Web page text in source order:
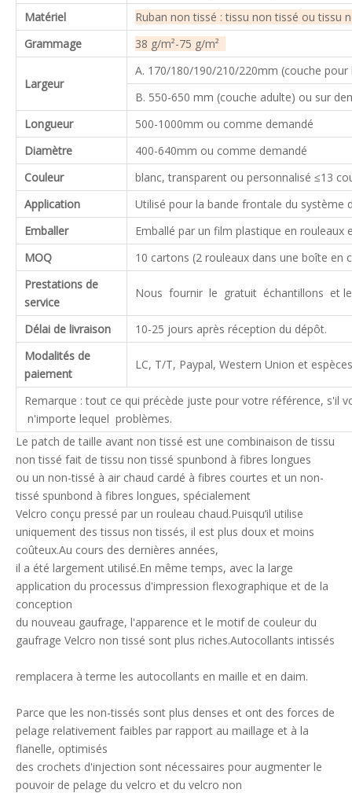
Matériel
Ruban non tissé : tissu non tissé ou tissu
Grammage
38 g/m²-75 g/m²
Largeur
A. 170/180/190/210/220mm (couche
B. 550-650 mm (couche adulte) ou sur
Longueur
500-1000mm ou comme demandé
Diamètre
400-640mm ou comme demandé
Couleur
blanc, transparent ou personnalisé ≤13
Application
Utilisé pour la bande frontale du système
Emballer
Emballé par un film plastique en
MOQ
10 cartons (2 rouleaux dans une boîte en
Prestations de
service
Nous fournir le gratuit échantillons et
Délai de livraison
10-25 jours après réception du dépôt.
Modalités de
paiement
LC, T/T, Paypal, Western Union et
Remarque : tout ce qui précède juste pour votre référence,
n'importe lequel problèmes.
Le patch de taille avant non tissé est une combinaison de tissu
non tissé fait de tissu non tissé spunbond à fibres longues
ou un non-tissé à air chaud cardé à fibres courtes et un non-
tissé spunbond à fibres longues, spécialement
Velcro conçu pressé par un rouleau chaud.Puisqu’il utilise
uniquement des tissus non tissés, il est plus doux et moins
coûteux.Au cours des dernières années,
il a été largement utilisé.En même temps, avec la large
application du processus d'impression flexographique et de la
conception
du nouveau gaufrage, l'apparence et le motif de couleur du
gaufrage Velcro non tissé sont plus riches.Autocollants intissés
remplacera à terme les autocollants en maille et en daim.
Parce que les non-tissés sont plus denses et ont des forces de
pelage relativement faibles par rapport au maillage et à la
flanelle, optimisés
des crochets d'injection sont nécessaires pour augmenter le
pouvoir de pelage du velcro et du velcro non